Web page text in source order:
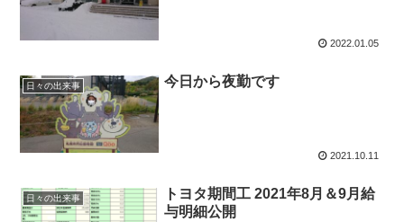
2022.01.05
日々の出来事 今日から夜勤です
2021.10.11
日々の出来事
トヨタ期間工 2021年8月＆9月給
与明細公開